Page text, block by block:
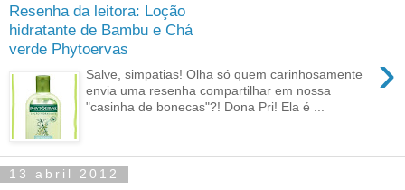
Resenha da leitora: Loção
hidratante de Bambu e Chá
verde Phytoervas
›
Salve, simpatias! Olha só quem carinhosamente
envia uma resenha compartilhar em nossa
"casinha de bonecas"?! Dona Pri! Ela é ...
13 abril 2012